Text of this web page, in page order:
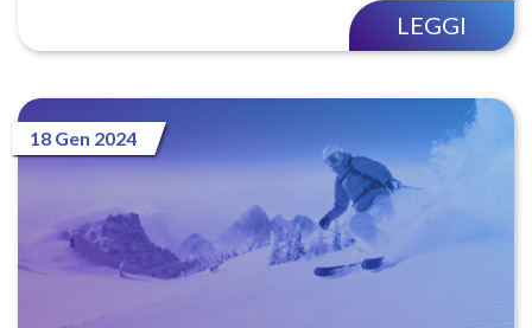
LEGGI
18 Gen 2024